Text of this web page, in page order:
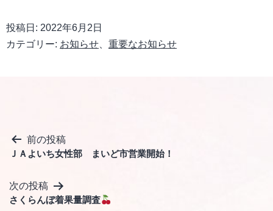
投稿日: 2022年6月2日
カテゴリー: お知らせ 重要なお知らせ
投
稿
ナ
ビ
前の投稿
ＪＡよいち女性部 まいど市営業開始！
次の投稿
さくらんぼ着果量調査